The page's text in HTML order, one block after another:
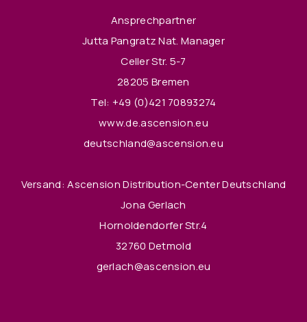
Ansprechpartner
Jutta Pangratz Nat. Manager
Celler Str. 5-7
28205 Bremen
Tel: +49 (0)421 70893274
www.de.ascension.eu
deutschland@ascension.eu
Versand: Ascension Distribution-Center Deutschland
Jona Gerlach
Hornoldendorfer Str.4
32760 Detmold
gerlach@ascension.eu